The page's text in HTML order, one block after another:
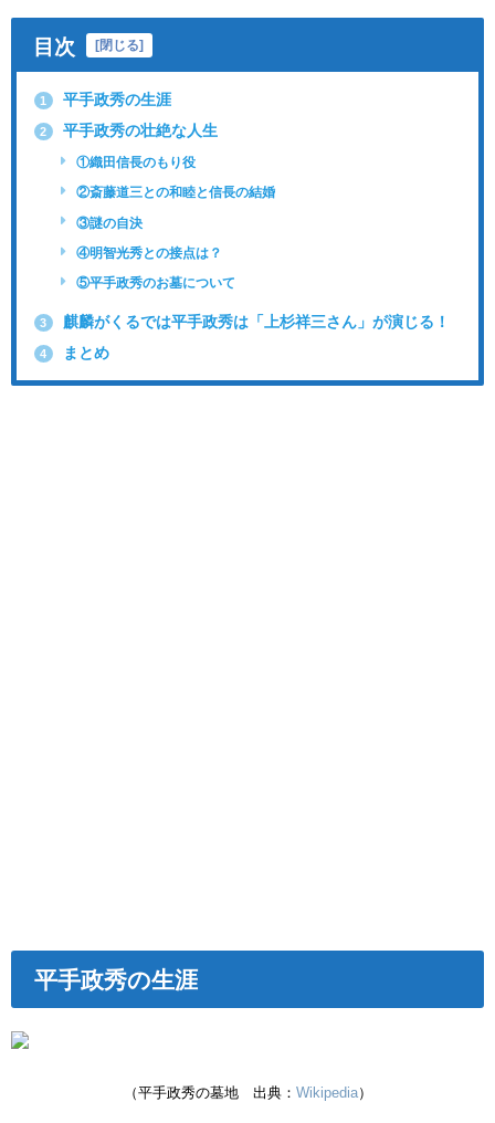
目次 [閉じる]
1 平手政秀の生涯
2 平手政秀の壮絶な人生
①織田信長のもり役
②斎藤道三との和睦と信長の結婚
③謎の自決
④明智光秀との接点は？
⑤平手政秀のお墓について
3 麒麟がくるでは平手政秀は「上杉祥三さん」が演じる！
4 まとめ
平手政秀の生涯
（平手政秀の墓地 出典： Wikipedia）